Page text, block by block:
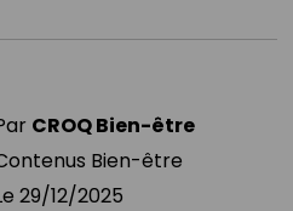
CROQ Bien-être
Bien-être
29/12/2025